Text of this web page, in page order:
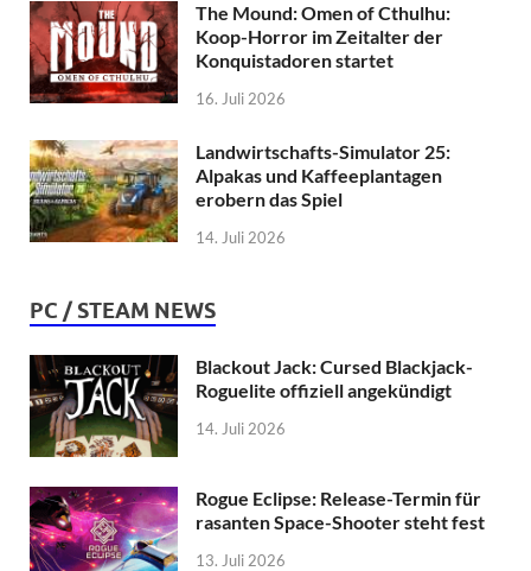
The Mound: Omen of Cthulhu:
Koop-Horror im Zeitalter der
Konquistadoren startet
16. Juli 2026
Landwirtschafts-Simulator 25:
Alpakas und Kaffeeplantagen
erobern das Spiel
14. Juli 2026
PC / STEAM NEWS
Blackout Jack: Cursed Blackjack-
Roguelite offiziell angekündigt
14. Juli 2026
Rogue Eclipse: Release-Termin für
rasanten Space-Shooter steht fest
13. Juli 2026